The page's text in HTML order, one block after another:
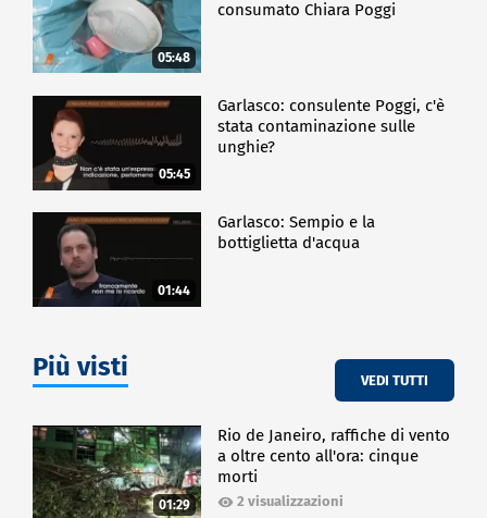
05:48
consumato Chiara Poggi
05:45
Garlasco: consulente Poggi, c'è
stata contaminazione sulle
unghie?
01:44
Garlasco: Sempio e la
bottiglietta d'acqua
Più visti VEDI TUTTI
01:29
Rio de Janeiro, raffiche di vento
a oltre cento all'ora: cinque
morti
2 visualizzazioni